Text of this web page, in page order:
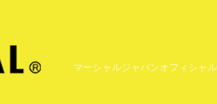
マーシャルジャパンオフィシャ